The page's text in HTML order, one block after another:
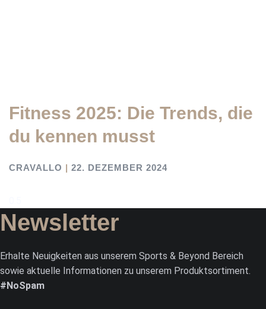
Fitness 2025: Die Trends, die
du kennen musst
CRAVALLO 22. DEZEMBER 2024
Newsletter
Erhalte Neuigkeiten aus unserem Sports & Beyond Bereich
sowie aktuelle Informationen zu unserem Produktsortiment.
#NoSpam